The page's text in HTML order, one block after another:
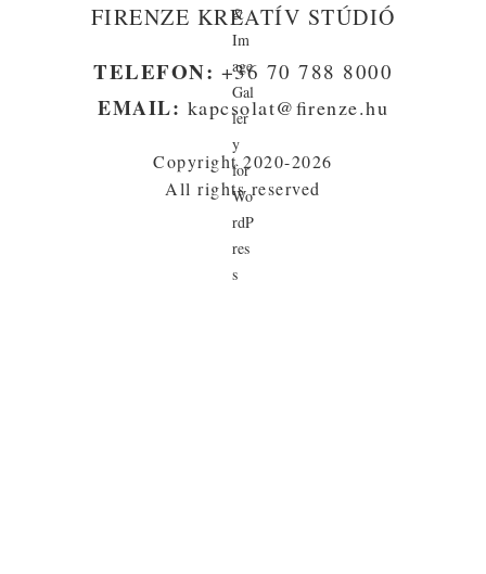
FIRENZE KREATÍV STÚDIÓ
TELEFON: +36 70 788 8000
EMAIL: kapcsolat@firenze.hu
Copyright 2020-2026
All rights reserved